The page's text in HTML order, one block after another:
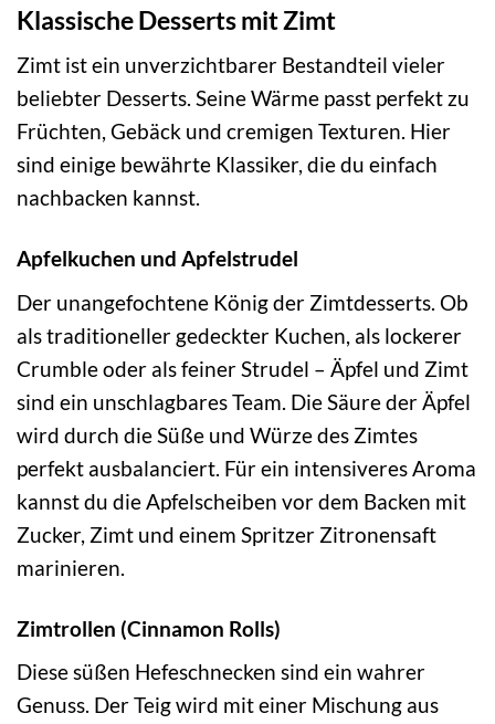
Klassische Desserts mit Zimt
Zimt ist ein unverzichtbarer Bestandteil vieler
beliebter Desserts. Seine Wärme passt perfekt zu
Früchten, Gebäck und cremigen Texturen. Hier
sind einige bewährte Klassiker, die du einfach
nachbacken kannst.
Apfelkuchen und Apfelstrudel
Der unangefochtene König der Zimtdesserts. Ob
als traditioneller gedeckter Kuchen, als lockerer
Crumble oder als feiner Strudel – Äpfel und Zimt
sind ein unschlagbares Team. Die Säure der Äpfel
wird durch die Süße und Würze des Zimtes
perfekt ausbalanciert. Für ein intensiveres Aroma
kannst du die Apfelscheiben vor dem Backen mit
Zucker, Zimt und einem Spritzer Zitronensaft
marinieren.
Zimtrollen (Cinnamon Rolls)
Diese süßen Hefeschnecken sind ein wahrer
Genuss. Der Teig wird mit einer Mischung aus